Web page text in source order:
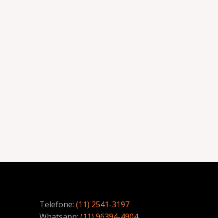
Telefone: (11) 2541-3197